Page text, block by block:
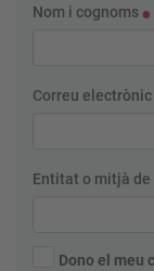
Nom i cognoms
Correu electrònic
Entitat o mitjà
Dono el meu